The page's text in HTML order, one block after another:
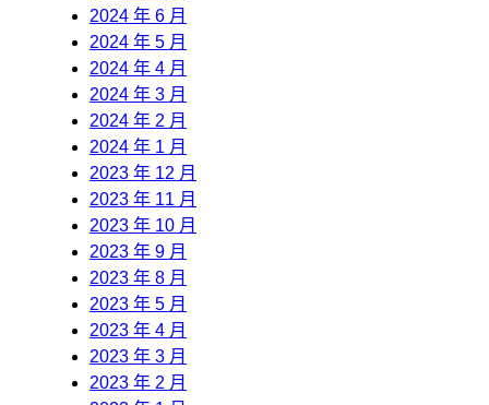
2024 年 6 月
2024 年 5 月
2024 年 4 月
2024 年 3 月
2024 年 2 月
2024 年 1 月
2023 年 12 月
2023 年 11 月
2023 年 10 月
2023 年 9 月
2023 年 8 月
2023 年 5 月
2023 年 4 月
2023 年 3 月
2023 年 2 月